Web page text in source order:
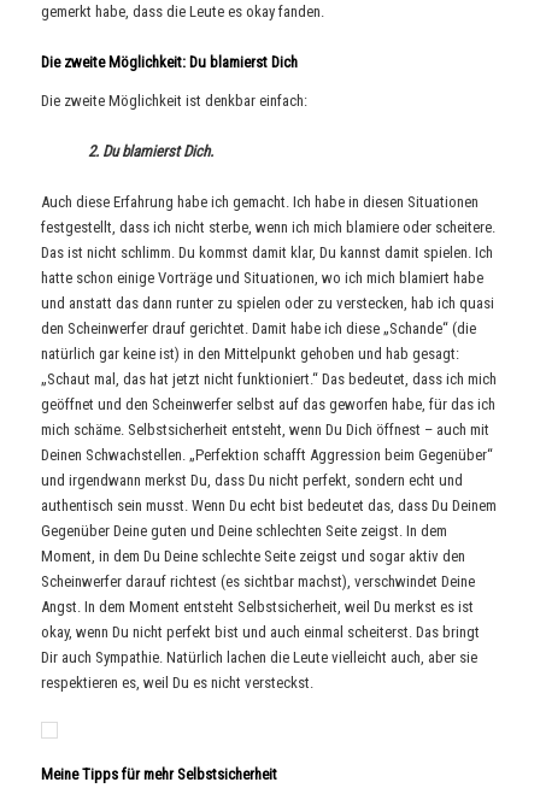
gemerkt habe, dass die Leute es okay fanden.
Die zweite Möglichkeit: Du blamierst Dich
Die zweite Möglichkeit ist denkbar einfach:
2. Du blamierst Dich.
Auch diese Erfahrung habe ich gemacht. Ich habe in diesen Situationen
festgestellt, dass ich nicht sterbe, wenn ich mich blamiere oder scheitere.
Das ist nicht schlimm. Du kommst damit klar, Du kannst damit spielen. Ich
hatte schon einige Vorträge und Situationen, wo ich mich blamiert habe
und anstatt das dann runter zu spielen oder zu verstecken, hab ich quasi
den Scheinwerfer drauf gerichtet. Damit habe ich diese „Schande“ (die
natürlich gar keine ist) in den Mittelpunkt gehoben und hab gesagt:
„Schaut mal, das hat jetzt nicht funktioniert.“ Das bedeutet, dass ich mich
geöffnet und den Scheinwerfer selbst auf das geworfen habe, für das ich
mich schäme. Selbstsicherheit entsteht, wenn Du Dich öffnest – auch mit
Deinen Schwachstellen. „Perfektion schafft Aggression beim Gegenüber“
und irgendwann merkst Du, dass Du nicht perfekt, sondern echt und
authentisch sein musst. Wenn Du echt bist bedeutet das, dass Du Deinem
Gegenüber Deine guten und Deine schlechten Seite zeigst. In dem
Moment, in dem Du Deine schlechte Seite zeigst und sogar aktiv den
Scheinwerfer darauf richtest (es sichtbar machst), verschwindet Deine
Angst. In dem Moment entsteht Selbstsicherheit, weil Du merkst es ist
okay, wenn Du nicht perfekt bist und auch einmal scheiterst. Das bringt
Dir auch Sympathie. Natürlich lachen die Leute vielleicht auch, aber sie
respektieren es, weil Du es nicht versteckst.
Meine Tipps für mehr Selbstsicherheit